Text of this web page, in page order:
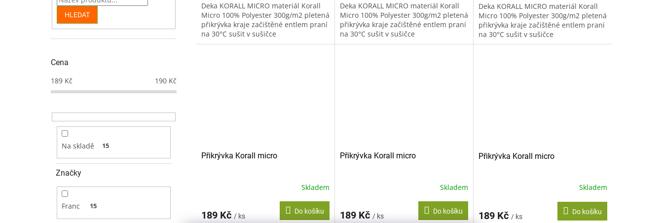
HLEDAT
Cena
189 Kč 190 Kč
Na skladě 15
Značky
Franc 15
Deka KORALL MICRO materiál Korall
Micro 100% Polyester 300g/m2 pletená
přikrývka kraje začištěné entlem praní
na 30°C sušit v sušičce
nedoporučujeme žehlit
Deka KORALL MICRO materiál Korall
Micro 100% Polyester 300g/m2 pletená
přikrývka kraje začištěné entlem praní
na 30°C sušit v sušičce
nedoporučujeme žehlit
Deka KORALL MICRO materiál Korall
Micro 100% Polyester 300g/m2 pletená
přikrývka kraje začištěné entlem praní
na 30°C sušit v sušičce
nedoporučujeme žehlit
Přikrývka Korall micro
Skladem
189 Kč / ks
Do košíku
Přikrývka Korall micro
Skladem
189 Kč / ks
Do košíku
Přikrývka Korall micro
Skladem
189 Kč / ks
Do košíku